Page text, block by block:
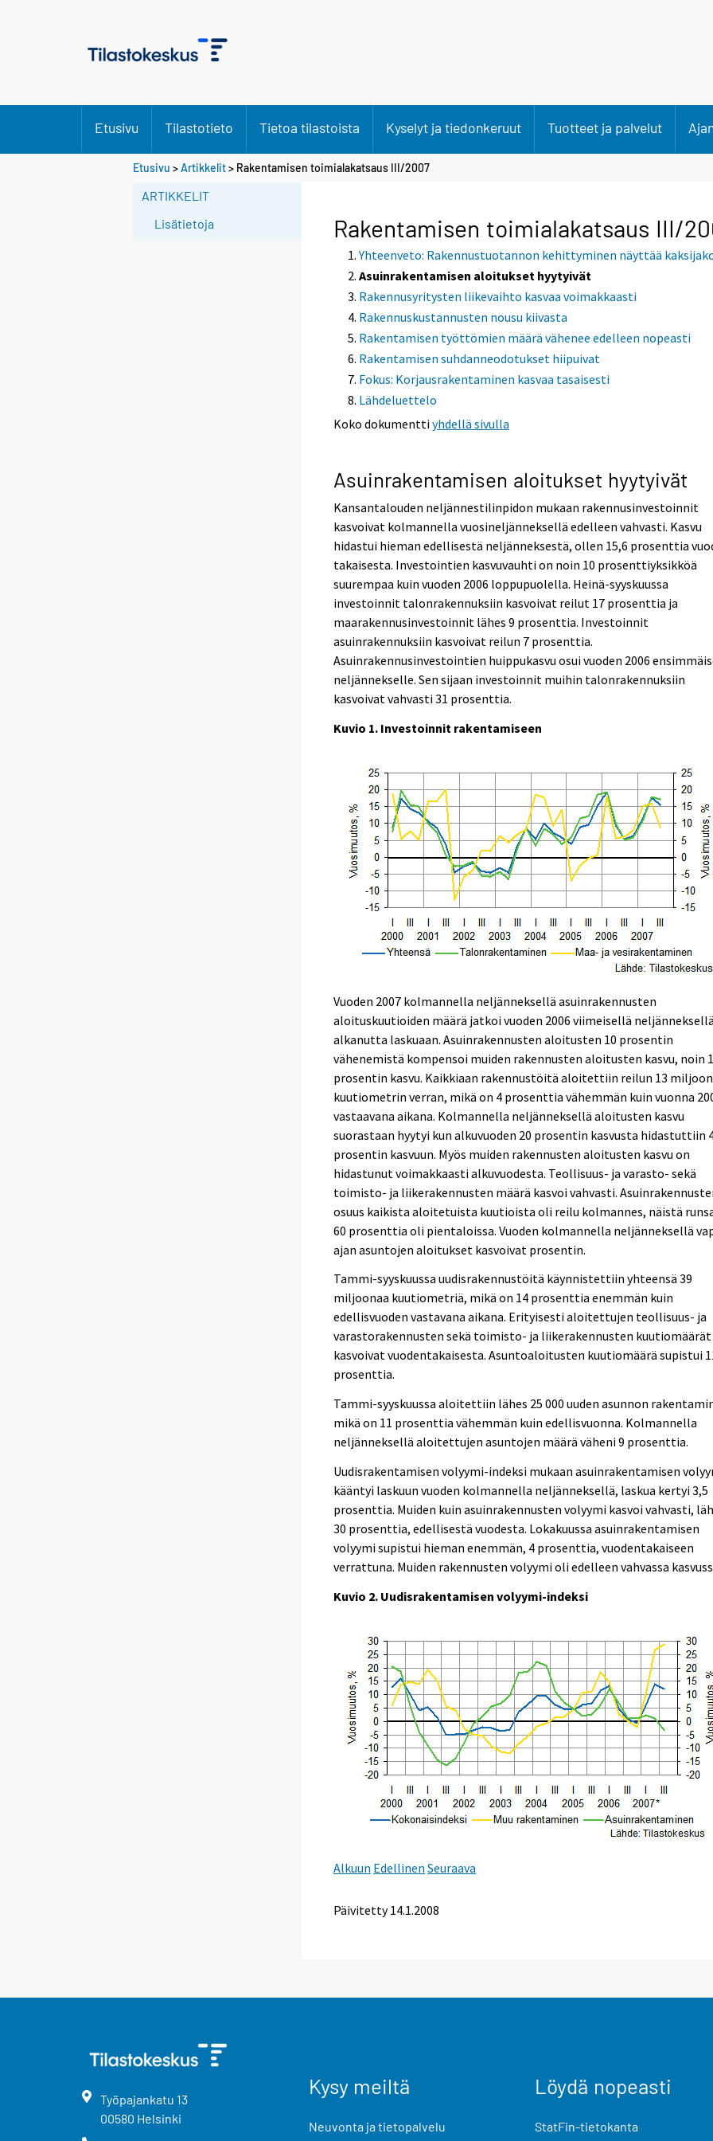
Etusivu Tilastotieto Tietoa tilastoista Kyselyt ja tiedonkeruut Tuotteet ja palvelut
Etusivu >Artikkelit> Rakentamisen toimialakatsaus III/2007
ARTIKKELIT
Lisätietoja
Rakentamisen toimialakatsaus III/
Yhteenveto: Rakennustuotannon kehittyminen näyttää
Asuinrakentamisen aloitukset hyytyivät
Rakennusyritysten liikevaihto kasvaa voimakkaasti
Rakennuskustannusten nousu kiivasta
Rakentamisen työttömien määrä vähenee edelleen nopeasti
Rakentamisen suhdanneodotukset hiipuivat
Fokus: Korjausrakentaminen kasvaa tasaisesti
Lähdeluettelo
Koko dokumenttiyhdellä sivulla
Asuinrakentamisen aloitukset hyytyivät
Kansantalouden neljännestilinpidon mukaan rakennusinvestoinnit
kasvoivat kolmannella vuosineljänneksellä edelleen vahvasti. Kasvu
hidastui hieman edellisestä neljänneksestä, ollen 15,6 prosenttia
takaisesta. Investointien kasvuvauhti on noin 10 prosenttiyksikköä
suurempaa kuin vuoden 2006 loppupuolella. Heinä-syyskuussa
investoinnit talonrakennuksiin kasvoivat reilut 17 prosenttia ja
maarakennusinvestoinnit lähes 9 prosenttia. Investoinnit
asuinrakennuksiin kasvoivat reilun 7 prosenttia.
Asuinrakennusinvestointien huippukasvu osui vuoden 2006
neljännekselle. Sen sijaan investoinnit muihin talonrakennuksiin
kasvoivat vahvasti 31 prosenttia.
Kuvio 1. Investoinnit rakentamiseen
Vuoden 2007 kolmannella neljänneksellä asuinrakennusten
aloituskuutioiden määrä jatkoi vuoden 2006 viimeisellä
alkanutta laskuaan. Asuinrakennusten aloitusten 10 prosentin
vähenemistä kompensoi muiden rakennusten aloitusten kasvu, noin
prosentin kasvu. Kaikkiaan rakennustöitä aloitettiin reilun 13
kuutiometrin verran, mikä on 4 prosenttia vähemmän kuin vuonna
vastaavana aikana. Kolmannella neljänneksellä aloitusten kasvu
suorastaan hyytyi kun alkuvuoden 20 prosentin kasvusta hidastuttiin
prosentin kasvuun. Myös muiden rakennusten aloitusten kasvu on
hidastunut voimakkaasti alkuvuodesta. Teollisuus- ja varasto- sekä
toimisto- ja liikerakennusten määrä kasvoi vahvasti.
osuus kaikista aloitetuista kuutioista oli reilu kolmannes, näistä
60 prosenttia oli pientaloissa. Vuoden kolmannella neljänneksellä
ajan asuntojen aloitukset kasvoivat prosentin.
Tammi-syyskuussa uudisrakennustöitä käynnistettiin yhteensä 39
miljoonaa kuutiometriä, mikä on 14 prosenttia enemmän kuin
edellisvuoden vastavana aikana. Erityisesti aloitettujen teollisuus- ja
varastorakennusten sekä toimisto- ja liikerakennusten kuutiomäärät
kasvoivat vuodentakaisesta. Asuntoaloitusten kuutiomäärä supistui
prosenttia.
Tammi-syyskuussa aloitettiin lähes 25 000 uuden asunnon
mikä on 11 prosenttia vähemmän kuin edellisvuonna. Kolmannella
neljänneksellä aloitettujen asuntojen määrä väheni 9 prosenttia.
Uudisrakentamisen volyymi-indeksi mukaan asuinrakentamisen
kääntyi laskuun vuoden kolmannella neljänneksellä, laskua kertyi 3,5
prosenttia. Muiden kuin asuinrakennusten volyymi kasvoi vahvasti,
30 prosenttia, edellisestä vuodesta. Lokakuussa asuinrakentamisen
volyymi supistui hieman enemmän, 4 prosenttia, vuodentakaiseen
verrattuna. Muiden rakennusten volyymi oli edelleen vahvassa
Kuvio 2. Uudisrakentamisen volyymi-indeksi
Alkuun Edellinen Seuraava
Päivitetty14.1.2008
Työpajankatu 13
00580 Helsinki
Kysy meiltä
Neuvonta ja tietopalvelu
Löydä nopeasti
StatFin-tietokanta